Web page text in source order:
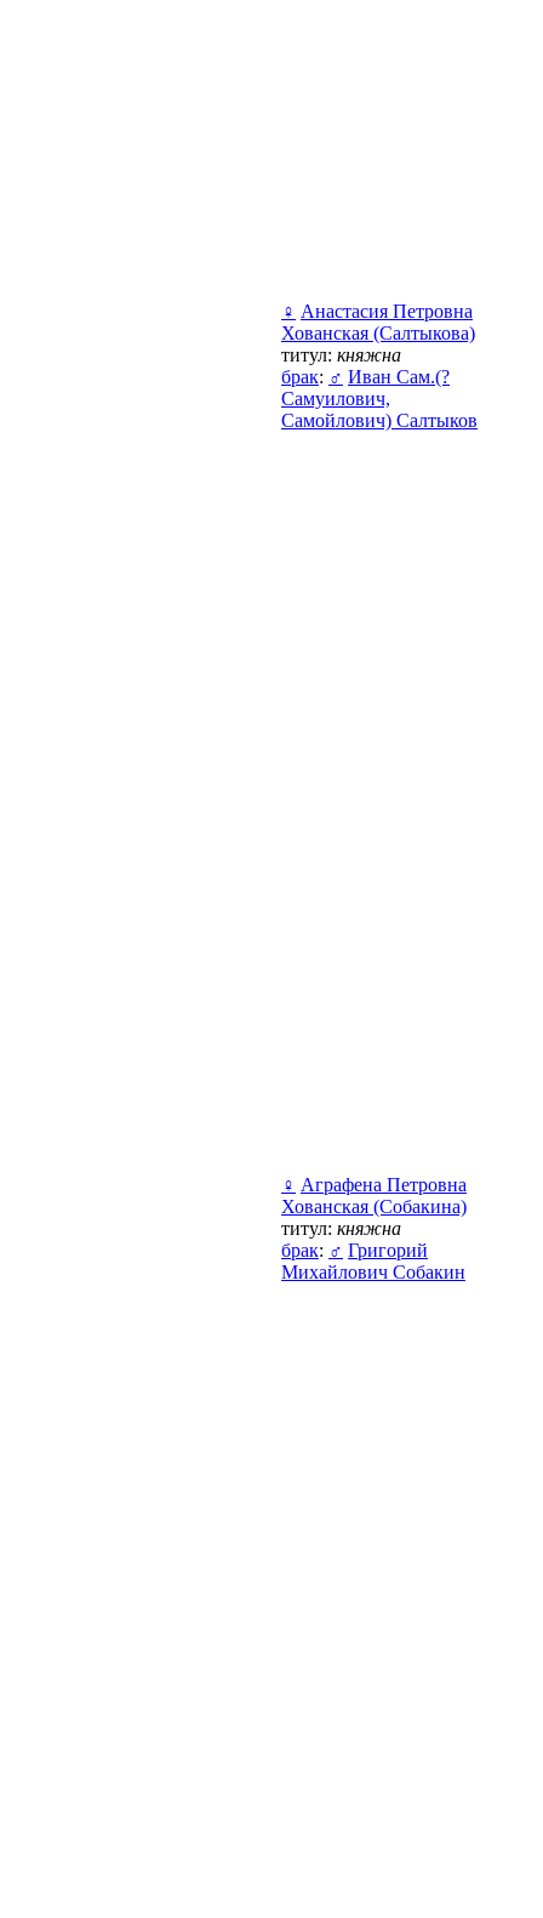
♀ Анастасия Петровна
Хованская (Салтыкова)
титул: княжна
брак: ♂ Иван Сам.(?
Самуилович,
Самойлович) Салтыков
♀ Аграфена Петровна
Хованская (Собакина)
титул: княжна
брак: ♂ Григорий
Михайлович Собакин